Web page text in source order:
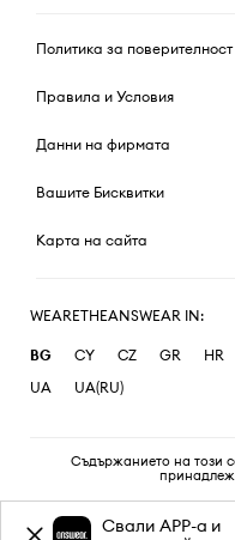
Политика за поверителност
Правила и Условия
Данни на фирмата
Вашите Бисквитки
Карта на сайта
WEARETHEANSWEAR IN:
BG CY CZ GR HR
UA
UA(RU)
Съдържанието на този
Свали APP-a и